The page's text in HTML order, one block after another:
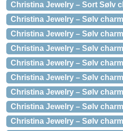
Christina Jewelry – Sort Sølv
Christina Jewelry – Sølv
Christina Jewelry – Sølv
Christina Jewelry – Sølv
Christina Jewelry – Sølv
Christina Jewelry – Sølv
Christina Jewelry – Sølv
Christina Jewelry – Sølv
Christina Jewelry – Sølv